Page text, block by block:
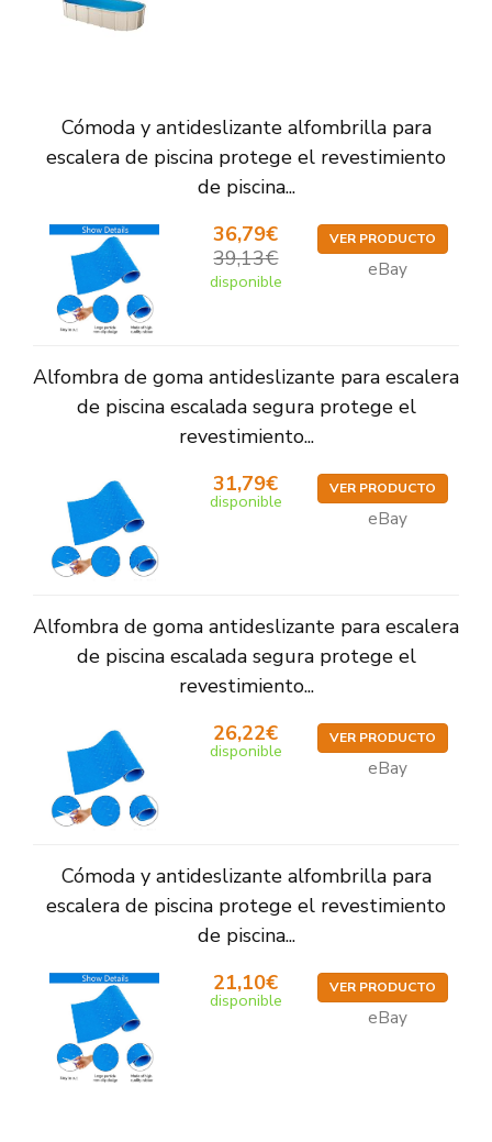
Cómoda y antideslizante alfombrilla para
escalera de piscina protege el revestimiento
de piscina...
36,79€
39,13€
disponible
VER PRODUCTO
eBay
Alfombra de goma antideslizante para escalera
de piscina escalada segura protege el
revestimiento...
31,79€
disponible
VER PRODUCTO
eBay
Alfombra de goma antideslizante para escalera
de piscina escalada segura protege el
revestimiento...
26,22€
disponible
VER PRODUCTO
eBay
Cómoda y antideslizante alfombrilla para
escalera de piscina protege el revestimiento
de piscina...
21,10€
disponible
VER PRODUCTO
eBay